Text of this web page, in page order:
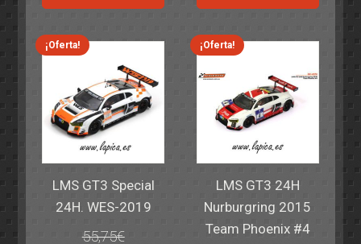
era:
69,55€.
es:
59,95€.
era:
77,60€.
es:
64,95€.
¡Oferta!
LMS GT3 Special
24H. WES-2019
55,75€
¡Oferta!
LMS GT3 24H
Nurburgring 2015
Team Phoenix #4